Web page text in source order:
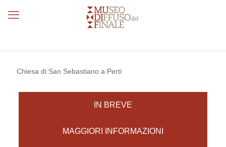
Chiesa di San Sebastiano a Perti
IN BREVE
MAGGIORI INFORMAZIONI